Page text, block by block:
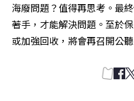
海廢問題？值得再思考。最
著手，才能解決問題。至於
或加強回收，將會再召開公